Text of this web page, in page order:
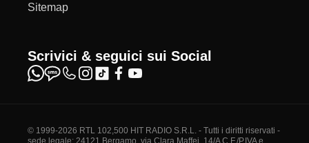
Sitemap
Scrivici & seguici sui Social
© 1999-2026 RTL 102,500 HIT RADIO S.R.L. - Tutti i diritti riservati -
sede legale: 24121 Bergamo, via Clara Maffei, 14/A C.F./P.IVA e